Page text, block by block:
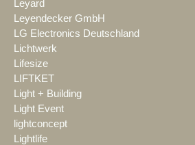
Leyard
Leyendecker GmbH
LG Electronics Deutschland
Lichtwerk
Lifesize
LIFTKET
Light + Building
Light Event
lightconcept
Lightlife